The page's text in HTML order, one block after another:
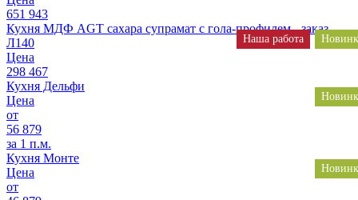
651 943
Наша работа
Кухня МДФ AGT сахара супрамат с гола-профилем - заказ
Л140
Цена
298 467
Кухня Дельфи
Цена
от
56 879
за 1 п.м.
Кухня Монте
Цена
от